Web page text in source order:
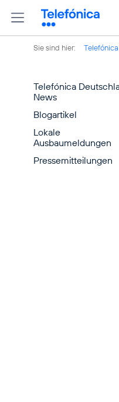
Sie sind hier:
Telefónica
News
Blogartikel
Lokale
Ausbaumeldungen
Pressemitteilungen